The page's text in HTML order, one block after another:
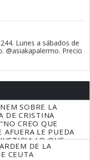
Lunes a sábados de
@asiakapalermo. Precio
SOBRE LA
DE CRISTINA
CREO QUE
AFUERA LE PUEDA
LO QUE
DE LA
CEUTA